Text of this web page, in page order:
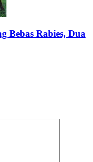
Bebas Rabies, Dua